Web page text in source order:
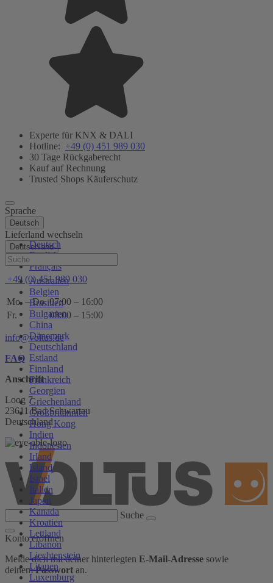
Experte für KNX & DALI
Hotline: +49 (0) 451 989 030
30 Tage Rückgaberecht
Kauf auf Rechnung
Trusted Shops Käuferschutz
Sprache
Deutsch
Deutsch
English
Français
Lieferland wechseln
Deutschland
Australien
Belgien
Brasilien
Bulgarien
China
Dänemark
Deutschland
Estland
Finnland
Frankreich
Georgien
Griechenland
Großbritannien
Hong Kong
Indien
Indonesien
Irland
Island
Israel
Italien
Japan
Kanada
Kroatien
Lettland
Libanon
Liechtenstein
Litauen
Luxemburg
Hilfe
+49 (0) 451 989 030
Mo. – Do. 07:00 – 16:00
Fr.
08:00 – 15:00
info@voltus.de
FAQ
Anschrift
Loog 7
23611 Bad Schwartau
Deutschland
Suche
Konto eröffnen
Melde dich mit deiner hinterlegten E-Mail-Adresse sowie
deinemPasswort an.